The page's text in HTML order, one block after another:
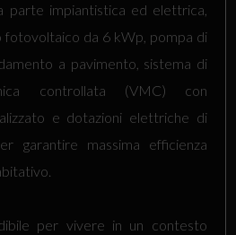
parte impiantistica ed elettrica,
fotovoltaico da 6 kWp, pompa di
a pavimento, sistema di
controllata (VMC) con
e dotazioni elettriche di
garantire massima efficienza
per vivere in un contesto